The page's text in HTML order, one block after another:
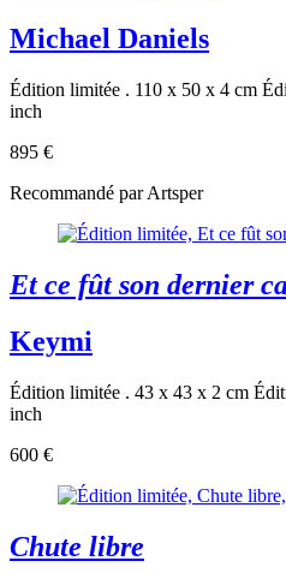
Michael Daniels
Édition limitée . 110 x 50 x 4 cm
inch
895 €
Recommandé par Artsper
Et ce fût son dernier
Keymi
Édition limitée . 43 x 43 x 2 cm
inch
600 €
Chute libre